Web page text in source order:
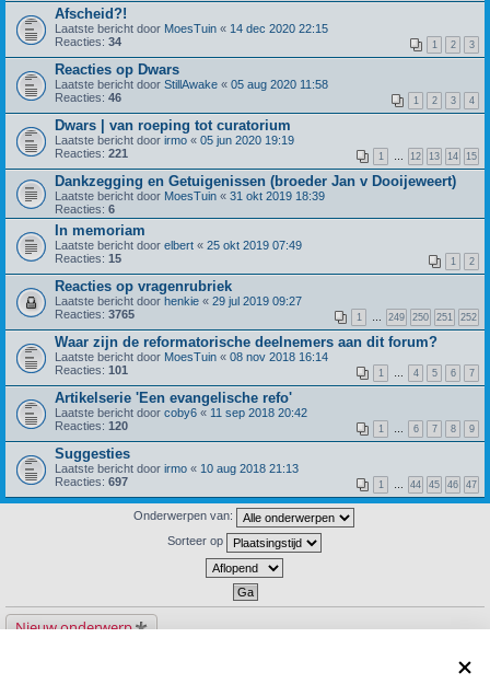
Afscheid?!
Laatste bericht door MoesTuin « 14 dec 2020 22:15
Reacties: 34 1 2 3
Reacties op Dwars
Laatste bericht door StillAwake « 05 aug 2020 11:58
Reacties: 46 1 2 3 4
Dwars | van roeping tot curatorium
Laatste bericht door irmo « 05 jun 2020 19:19
Reacties: 221 1 12 13 14 15
Dankzegging en Getuigenissen (broeder Jan v Dooijeweert)
Laatste bericht door MoesTuin « 31 okt 2019 18:39
Reacties: 6
In memoriam
Laatste bericht door elbert « 25 okt 2019 07:49
Reacties: 15 1 2
Reacties op vragenrubriek
Laatste bericht door henkie « 29 jul 2019 09:27
Reacties: 3765 1 249 250 251 252
Waar zijn de reformatorische deelnemers aan dit forum?
Laatste bericht door MoesTuin « 08 nov 2018 16:14
Reacties: 101 1 4 5 6 7
Artikelserie 'Een evangelische refo'
Laatste bericht door coby6 « 11 sep 2018 20:42
Reacties: 120 1 6 7 8 9
Suggesties
Laatste bericht door irmo « 10 aug 2018 21:13
Reacties: 697 1 44 45 46 47
Onderwerpen van:
Sorteer op
Nieuw onderwerp